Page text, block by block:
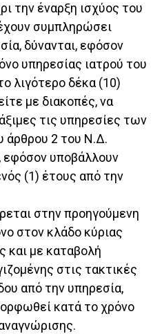
την έναρξη ισχύος του
συμπληρώσει
δύνανται, εφόσον
υπηρεσίας ιατρού του
λιγότερο δέκα (10)
με διακοπές, να
τις υπηρεσίες των
άρθρου 2 του Ν.Δ.
εφόσον υποβάλλουν
(1) έτους από την
στην προηγούμενη
στον κλάδο κύριας
και με καταβολή
στις τακτικές
από την υπηρεσία,
κατά το χρόνο